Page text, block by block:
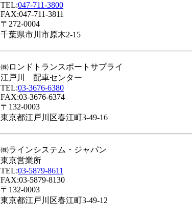
TEL:047-711-3800
FAX:047-711-3811
〒272-0004
千葉県市川市原木2-15
㈱ロンドトランスポートサプライ
江戸川 配車センター
TEL:03-3676-6380
FAX:03-3676-6374
〒132-0003
東京都江戸川区春江町3-49-16
㈱ラインシステム・ジャパン
東京営業所
TEL:03-5879-8611
FAX:03-5879-8130
〒132-0003
東京都江戸川区春江町3-49-12